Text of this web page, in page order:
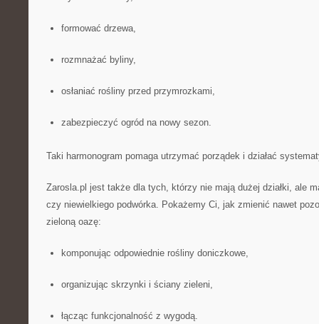
formować drzewa,
rozmnażać byliny,
osłaniać rośliny przed przymrozkami,
zabezpieczyć ogród na nowy sezon.
Taki harmonogram pomaga utrzymać porządek i działać
Zarosla.pl jest także dla tych, którzy nie mają dużej działki, ale
czy niewielkiego podwórka. Pokażemy Ci, jak zmienić nawet
zieloną oazę:
komponując odpowiednie rośliny doniczkowe,
organizując skrzynki i ściany zieleni,
łącząc funkcjonalność z wygodą.